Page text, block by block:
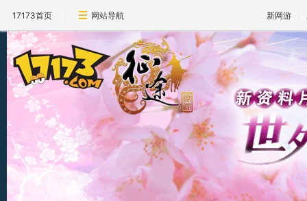
17173首页 网站导航 新网游